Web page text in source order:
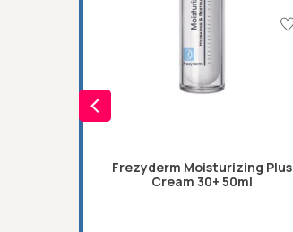
Frezyderm Moisturizing Plus
Cream 30+ 50ml